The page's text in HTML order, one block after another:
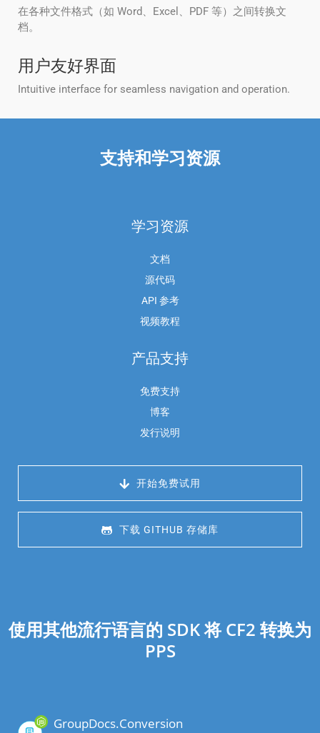
在各种文件格式（如 Word、Excel、PDF 等）之间转换文
档。
用户友好界面
Intuitive interface for seamless navigation and operation.
支持和学习资源
学习资源
文档
源代码
API 参考
视频教程
产品支持
免费支持
博客
发行说明
开始免费试用
下载 GITHUB 存储库
使用其他流行语言的 SDK 将 CF2 转换为
PPS
GroupDocs.Conversion